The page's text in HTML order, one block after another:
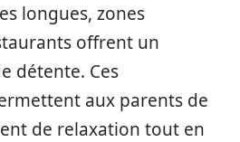
longues, zones
offrent un
détente. Ces
aux parents de
de relaxation tout en